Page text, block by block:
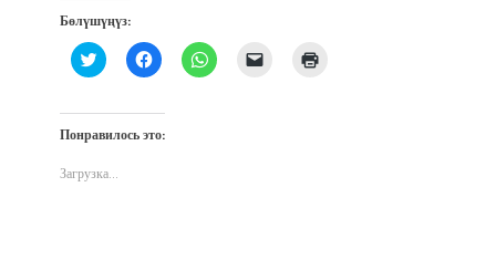
Бөлүшүңүз:
Нажмите,
чтобы
Twitter
(Открывается
в
окне)
Нажмите,
чтобы
Facebook
(Открывается
в
Нажмите,
чтобы
Послать
ссылку
Понравилось это:
Загрузка...